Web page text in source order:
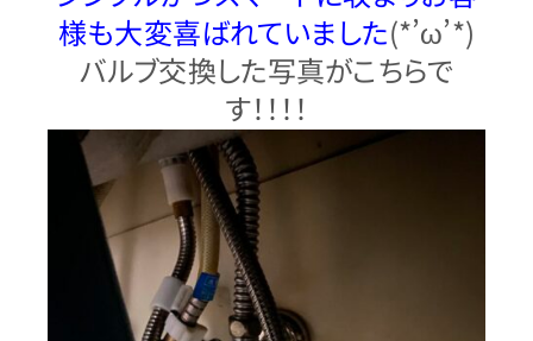
様も大変喜ばれていました(*’ω’*)
バルブ交換した写真がこちらで
す！！！！